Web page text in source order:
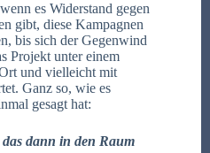
es Widerstand gegen
gibt, diese Kampagnen
bis sich der Gegenwind
Projekt unter einem
und vielleicht mit
Ganz so, wie es
gesagt hat:
das dann in den Raum